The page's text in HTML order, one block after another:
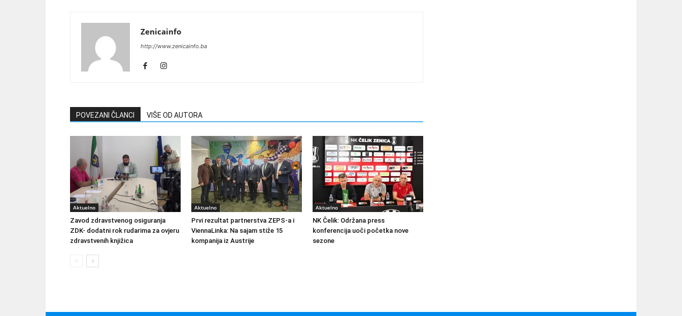
Zenicainfo
http://www.zenicainfo.ba
POVEZANI ČLANCI VIŠE OD AUTORA
Aktuelno
Zavod zdravstvenog osiguranja
ZDK- dodatni rok rudarima za ovjeru
zdravstvenih knjižica
Aktuelno
Prvi rezultat partnerstva ZEPS-a i
ViennaLinka: Na sajam stiže 15
kompanija iz Austrije
Aktuelno
NK Čelik: Održana press
konferencija uoči početka nove
sezone